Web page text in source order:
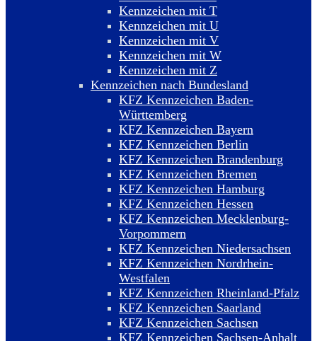
Kennzeichen mit T
Kennzeichen mit U
Kennzeichen mit V
Kennzeichen mit W
Kennzeichen mit Z
Kennzeichen nach Bundesland
KFZ Kennzeichen Baden-
Württemberg
KFZ Kennzeichen Bayern
KFZ Kennzeichen Berlin
KFZ Kennzeichen Brandenburg
KFZ Kennzeichen Bremen
KFZ Kennzeichen Hamburg
KFZ Kennzeichen Hessen
KFZ Kennzeichen Mecklenburg-
Vorpommern
KFZ Kennzeichen Niedersachsen
KFZ Kennzeichen Nordrhein-
Westfalen
KFZ Kennzeichen Rheinland-Pfalz
KFZ Kennzeichen Saarland
KFZ Kennzeichen Sachsen
KFZ Kennzeichen Sachsen-Anhalt